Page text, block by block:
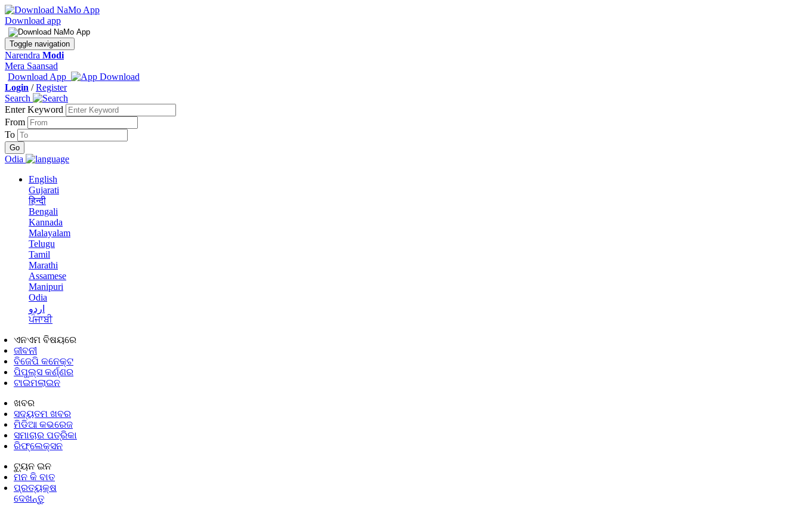
Download app
Toggle navigation
Narendra Modi
Mera Saansad
Download App
Login /Register
Search
Enter Keyword
From
To
Odia
English
Gujarati
हिन्दी
Bengali
Kannada
Malayalam
Telugu
Tamil
Marathi
Assamese
Manipuri
Odia
اردو
ਪੰਜਾਬੀ
ଏନଏମ ବିଷୟରେ
ଜୀବନୀ
ବିଜେପି କନେକ୍ଟ
ପିପୁଲ୍ସ କର୍ଣ୍ଣର
ଟାଇମଲାଇନ
ଖବର
ସଦ୍ୟତମ ଖବର
ମିଡିଆ କଭରେଜ
ସମାଚାର ପତ୍ରିକା
ରିଫ୍ଲେକ୍ସନ
ଟ୍ୟୁନ ଇନ
ମନ କି ବାତ
ପ୍ରତ୍ୟକ୍ଷ
ଦେଖନ୍ତୁ